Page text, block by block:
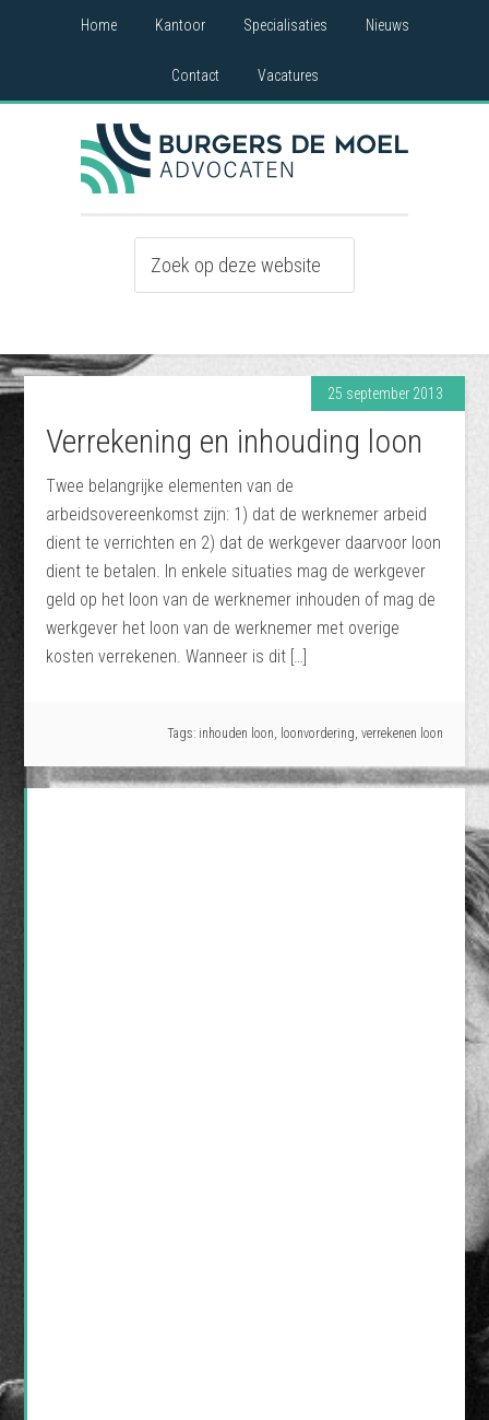
Home Kantoor Specialisaties Nieuws
Contact Vacatures
25 september 2013
Verrekening en inhouding loon
Twee belangrijke elementen van de
arbeidsovereenkomst zijn: 1) dat de werknemer arbeid
dient te verrichten en 2) dat de werkgever daarvoor loon
dient te betalen. In enkele situaties mag de werkgever
geld op het loon van de werknemer inhouden of mag de
werkgever het loon van de werknemer met overige
kosten verrekenen. Wanneer is dit […]
Tags: inhouden loon, loonvordering, verrekenen loon